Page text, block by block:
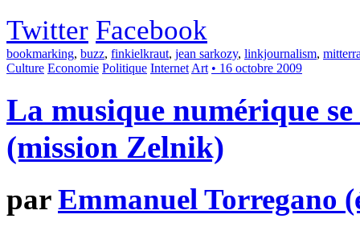
Twitter Facebook
bookmarking, buzz, finkielkraut, jean sarkozy, linkjournalism,
Culture Economie Politique Internet Art • 16 octobre 2009
La musique numérique
(mission Zelnik)
parEmmanuel Torregano